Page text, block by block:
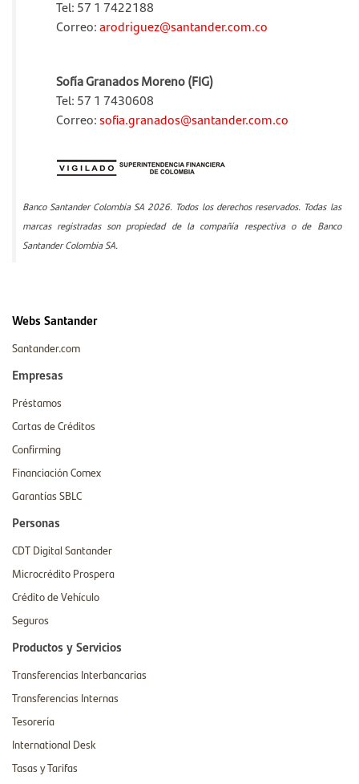
Tel: 57 1 7422188
Correo:arodriguez@santander.com.co
Sofía Granados Moreno (FIG)
Tel: 57 1 7430608
Correo:sofia.granados@santander.com.co
Banco Santander Colombia SA 2026. Todos los derechos reservados. Todas las
marcas registradas son propiedad de la compañía respectiva o de Banco
Santander Colombia SA.
Webs Santander
Santander.com
Empresas
Préstamos
Cartas de Créditos
Confirming
Financiación Comex
Garantías SBLC
Personas
CDT Digital Santander
Microcrédito Prospera
Crédito de Vehículo
Seguros
Productos y Servicios
Transferencias Interbancarias
Transferencias Internas
Tesorería
International Desk
Tasas y Tarifas